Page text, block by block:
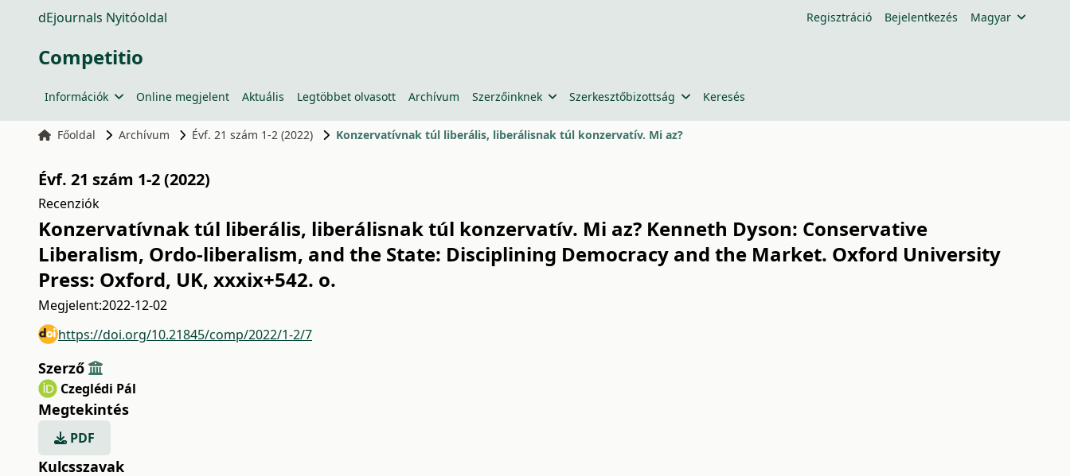
dEjournals Nyitóoldal Regisztráció Bejelentkezés Magyar
Competitio
Információk Online megjelent Aktuális Legtöbbet olvasott Archívum Szerzőinknek Szerkesztőbizottság Keresés
Főoldal Archívum Évf. 21 szám 1-2 (2022) Konzervatívnak túl liberális, liberálisnak túl konzervatív. Mi az?
Évf. 21 szám 1-2 (2022)
Recenziók
Konzervatívnak túl liberális, liberálisnak túl konzervatív. Mi az? Kenneth Dyson: Conservative
Liberalism, Ordo-liberalism, and the State: Disciplining Democracy and the Market. Oxford University
Press: Oxford, UK, xxxix+542. o.
Megjelent:2022-12-02
https://doi.org/10.21845/comp/2022/1-2/7
Szerző
Czeglédi Pál
Megtekintés
PDF
Kulcsszavak